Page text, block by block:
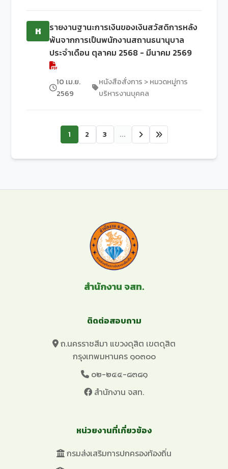
ห
รายงานฐานะการเงินของเงินสวัสดิการหลัง
พ้นจากการเป็นพนักงานสถานธนานุบาล
ประจำเดือน ตุลาคม 2568 - มีนาคม 2569
10 เม.ย.
2569
หนังสือสั่งการ > หมวดหมู่การ
บริหารงานบุคคล
1 2 3 ...
สำนักงาน จสท.
ติดต่อสอบถาม
ถ.นครราชสีมา แขวงดุสิต เขตดุสิต
กรุงเทพมหานคร ๑๐๓๐๐
๐๒-๒๔๔-๘๓๘๑
สำนักงาน จสท.
หน่วยงานที่เกี่ยวข้อง
กรมส่งเสริมการปกครองท้องถิ่น